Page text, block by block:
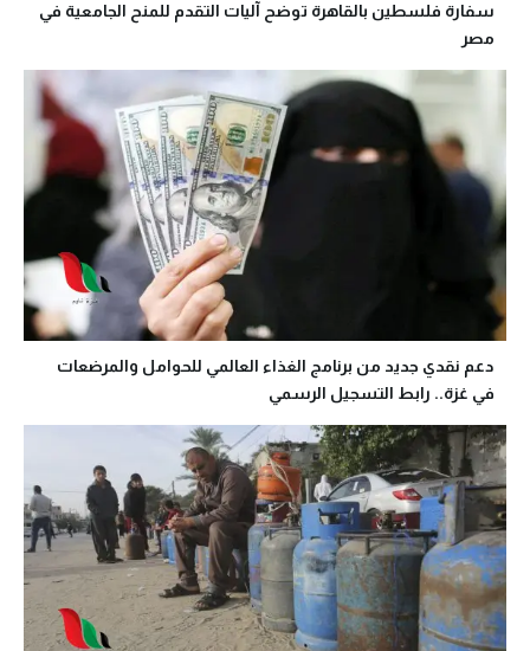
سفارة فلسطين بالقاهرة توضح آليات التقدم للمنح الجامعية في
مصر
دعم نقدي جديد من برنامج الغذاء العالمي للحوامل والمرضعات
في غزة.. رابط التسجيل الرسمي